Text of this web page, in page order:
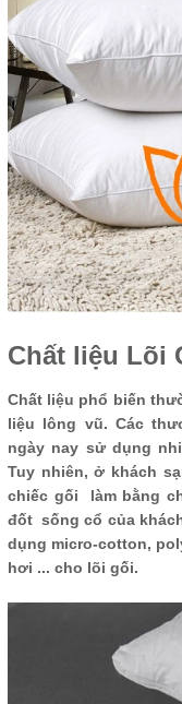
Chất liệu Lõi
Chất liệu phổ biến
liệu lông vũ. Các
ngày nay sử dụng
Tuy nhiên, ở khách
chiếc gối làm bằng
đốt sống cổ của
dụng micro-cotton,
hơi ... cho lõi gối.